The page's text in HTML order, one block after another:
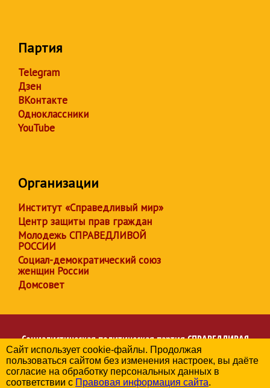
Партия
Telegram
Дзен
ВКонтакте
Одноклассники
YouTube
Организации
Институт «Справедливый мир»
Центр защиты прав граждан
Молодежь СПРАВЕДЛИВОЙ
РОССИИ
Социал-демократический союз
женщин России
Домсовет
Социалистическая политическая партияСПРАВЕДЛИВАЯ
РОССИЯ
Региональное отделение партии в Чувашской Республике
© 2006-2026
Сайт использует cookie-файлы. Продолжая
пользоваться сайтом без изменения настроек, вы даёте
согласие на обработку персональных данных в
соответствии с Правовая информация сайта.